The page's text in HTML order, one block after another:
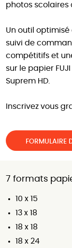
photos scolaires
Un outil
suivi de
compétitifs et
sur le papier
Suprem HD.
Inscrivez vous
FORMULAIRE
7 formats
10 x 15
13 x 18
18 x 18
18 x 24